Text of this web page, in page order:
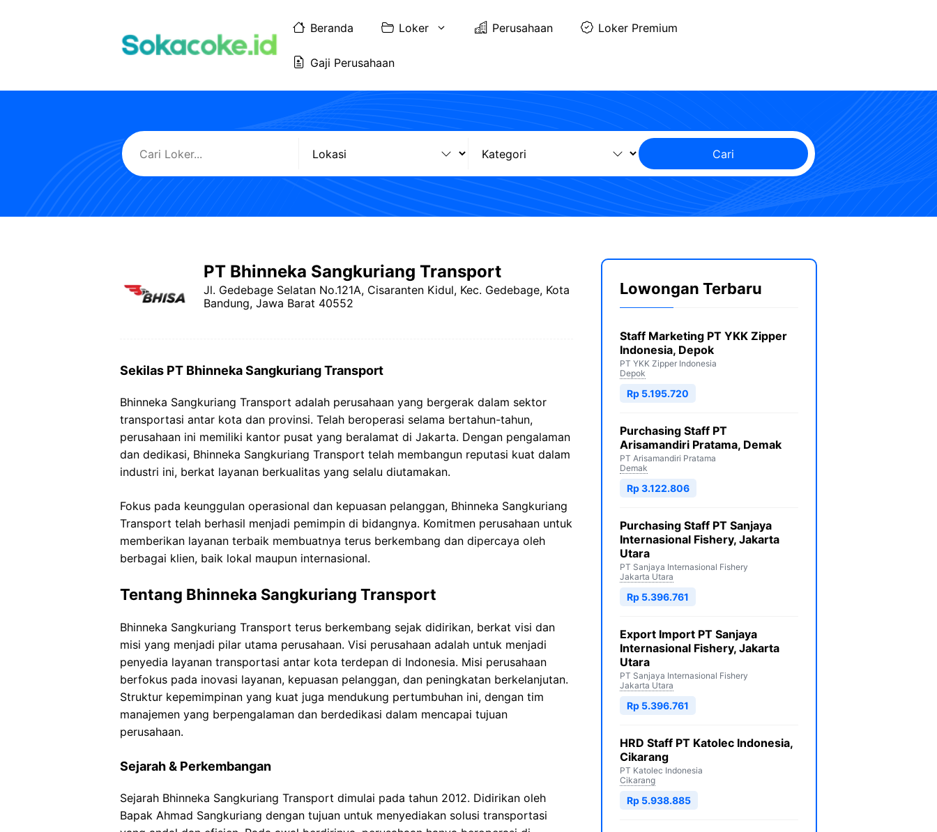
Beranda Loker Perusahaan Loker Premium
Gaji Perusahaan
Cari
PT Bhinneka Sangkuriang Transport
Jl. Gedebage Selatan No.121A, Cisaranten Kidul, Kec. Gedebage, Kota
Bandung, Jawa Barat 40552
Sekilas PT Bhinneka Sangkuriang Transport
Bhinneka Sangkuriang Transport adalah perusahaan yang bergerak dalam sektor
transportasi antar kota dan provinsi. Telah beroperasi selama bertahun-tahun,
perusahaan ini memiliki kantor pusat yang beralamat di Jakarta. Dengan pengalaman
dan dedikasi, Bhinneka Sangkuriang Transport telah membangun reputasi kuat dalam
industri ini, berkat layanan berkualitas yang selalu diutamakan.
Fokus pada keunggulan operasional dan kepuasan pelanggan, Bhinneka Sangkuriang
Transport telah berhasil menjadi pemimpin di bidangnya. Komitmen perusahaan untuk
memberikan layanan terbaik membuatnya terus berkembang dan dipercaya oleh
berbagai klien, baik lokal maupun internasional.
Tentang Bhinneka Sangkuriang Transport
Bhinneka Sangkuriang Transport terus berkembang sejak didirikan, berkat visi dan
misi yang menjadi pilar utama perusahaan. Visi perusahaan adalah untuk menjadi
penyedia layanan transportasi antar kota terdepan di Indonesia. Misi perusahaan
berfokus pada inovasi layanan, kepuasan pelanggan, dan peningkatan berkelanjutan.
Struktur kepemimpinan yang kuat juga mendukung pertumbuhan ini, dengan tim
manajemen yang berpengalaman dan berdedikasi dalam mencapai tujuan
perusahaan.
Sejarah & Perkembangan
Sejarah Bhinneka Sangkuriang Transport dimulai pada tahun 2012. Didirikan oleh
Bapak Ahmad Sangkuriang dengan tujuan untuk menyediakan solusi transportasi
Lowongan Terbaru
Staff Marketing PT YKK Zipper
Indonesia, Depok
PT YKK Zipper Indonesia
Depok
Rp 5.195.720
Purchasing Staff PT
Arisamandiri Pratama, Demak
PT Arisamandiri Pratama
Demak
Rp 3.122.806
Purchasing Staff PT Sanjaya
Internasional Fishery, Jakarta
Utara
PT Sanjaya Internasional Fishery
Jakarta Utara
Rp 5.396.761
Export Import PT Sanjaya
Internasional Fishery, Jakarta
Utara
PT Sanjaya Internasional Fishery
Jakarta Utara
Rp 5.396.761
HRD Staff PT Katolec Indonesia,
Cikarang
PT Katolec Indonesia
Cikarang
Rp 5.938.885